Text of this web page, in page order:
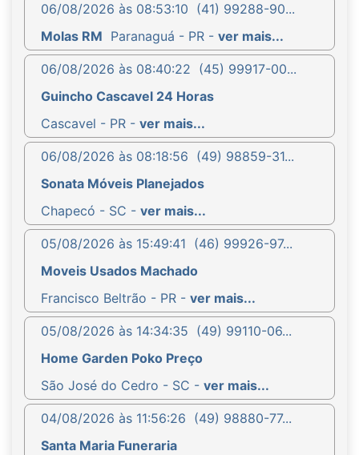
06/08/2026 às 08:53:10 (41) 99288-90...
Molas RM Paranaguá - PR - ver mais...
06/08/2026 às 08:40:22 (45) 99917-00...
Guincho Cascavel 24 Horas
Cascavel - PR - ver mais...
06/08/2026 às 08:18:56 (49) 98859-31...
Sonata Móveis Planejados
Chapecó - SC - ver mais...
05/08/2026 às 15:49:41 (46) 99926-97...
Moveis Usados Machado
Francisco Beltrão - PR - ver mais...
05/08/2026 às 14:34:35 (49) 99110-06...
Home Garden Poko Preço
São José do Cedro - SC - ver mais...
04/08/2026 às 11:56:26 (49) 98880-77...
Santa Maria Funeraria